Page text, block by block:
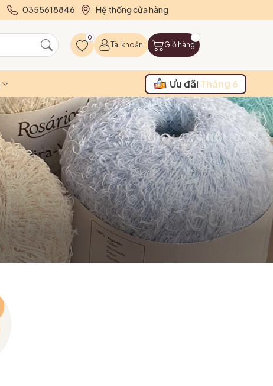
0355618846 Hệ thống cửa hàng
0
Tài khoản Giỏ hàng
Ưu đãi Tháng 6